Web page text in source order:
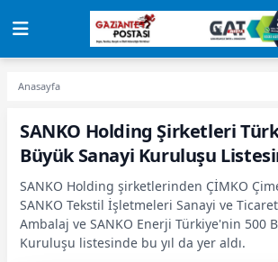
Anasayfa
SANKO Holding Şirketleri
Büyük Sanayi Kuruluşu
SANKO Holding şirketlerinden ÇİMKO
SANKO Tekstil İşletmeleri Sanayi ve
Ambalaj ve SANKO Enerji Türkiye'nin 500
Kuruluşu listesinde bu yıl da yer aldı.